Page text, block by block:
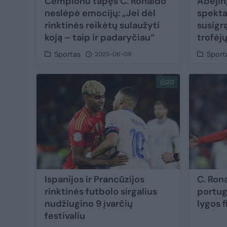
neslėpė emocijų: „Jei dėl
rinktinės reikėtų sulaužyti
koją – taip ir padaryčiau“
Sportas 2025-06-09
trofėjų
20
Ispanijos ir Prancūzijos
rinktinės futbolo sirgalius
nudžiugino 9 įvarčių
festivaliu
C.
lygos